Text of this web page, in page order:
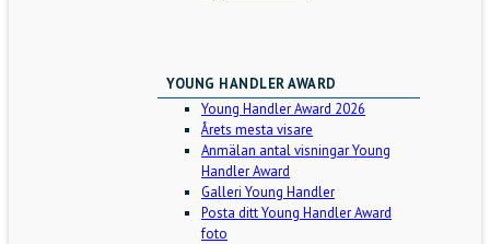
YOUNG HANDLER AWARD
Young Handler Award 2026
Årets mesta visare
Anmälan antal visningar Young
Handler Award
Galleri Young Handler
Posta ditt Young Handler Award
foto